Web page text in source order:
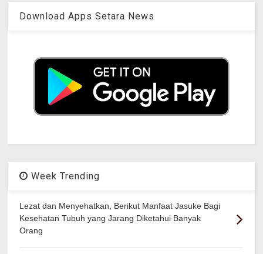
Download Apps Setara News
Week Trending
Lezat dan Menyehatkan, Berikut Manfaat Jasuke Bagi
Kesehatan Tubuh yang Jarang Diketahui Banyak
Orang